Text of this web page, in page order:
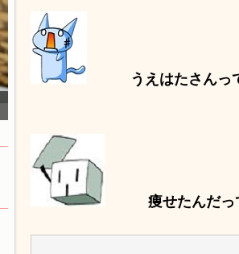
うえはたさんって
痩せたんだって